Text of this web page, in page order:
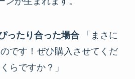
ったり合った場合「まさに
です！ぜひ購入させてくだ
らですか？」